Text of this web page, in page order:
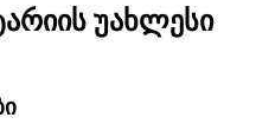
უახლესი